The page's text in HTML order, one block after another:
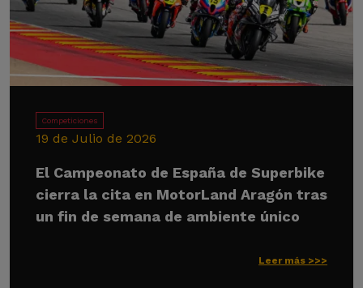
Competiciones
19 de Julio de 2026
El Campeonato de España de Superbike
cierra la cita en MotorLand Aragón tras
un fin de semana de ambiente único
Leer más >>>